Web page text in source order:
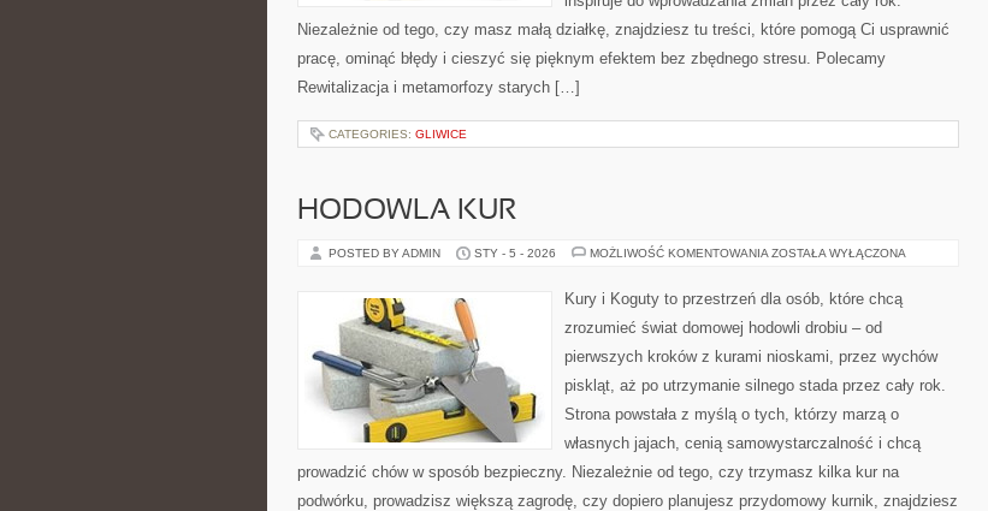
Niezależnie od tego, czy masz małą działkę, znajdziesz tu treści, które pomogą Ci usprawnić
pracę, ominąć błędy i cieszyć się pięknym efektem bez zbędnego stresu. Polecamy
Rewitalizacja i metamorfozy starych […]
CATEGORIES: GLIWICE
HODOWLA KUR
POSTED BY ADMIN STY - 5 - 2026 MOŻLIWOŚĆ KOMENTOWANIA HODOWLA
ZOSTAŁA WYŁĄCZONA
Kury i Koguty to przestrzeń dla osób, które chcą
zrozumieć świat domowej hodowli drobiu – od
pierwszych kroków z kurami nioskami, przez wychów
piskląt, aż po utrzymanie silnego stada przez cały rok.
Strona powstała z myślą o tych, którzy marzą o
własnych jajach, cenią samowystarczalność i chcą
prowadzić chów w sposób bezpieczny. Niezależnie od tego, czy trzymasz kilka kur na
podwórku, prowadzisz większą zagrodę, czy dopiero planujesz przydomowy kurnik, znajdziesz